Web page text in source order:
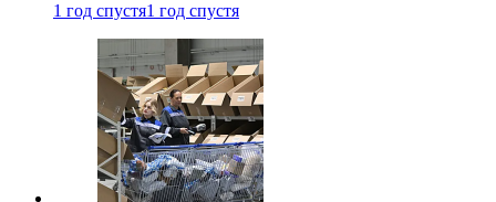
1 год спустя1 год спустя